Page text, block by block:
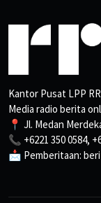
Kantor Pusat LPP
Media radio berita
📍 Jl. Medan
📞 +6221 350 0584,
📩 Pemberitaan: